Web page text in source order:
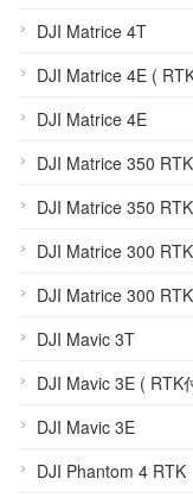
DJI Matrice 4T
DJI Matrice 4E (
DJI Matrice 4E
DJI Matrice 350 RTK
DJI Matrice 350
DJI Matrice 300 RTK
DJI Matrice 300
DJI Mavic 3T
DJI Mavic 3E ( RTK
DJI Mavic 3E
DJI Phantom 4 RTK